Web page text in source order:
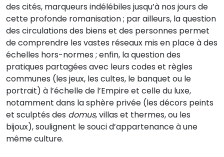
des cités, marqueurs indélébiles jusqu’à nos jours de
cette profonde romanisation ; par ailleurs, la question
des circulations des biens et des personnes permet
de comprendre les vastes réseaux mis en place à des
échelles hors-normes ; enfin, la question des
pratiques partagées avec leurs codes et règles
communes (les jeux, les cultes, le banquet ou le
portrait) à l’échelle de l’Empire et celle du luxe,
notamment dans la sphère privée (les décors peints
et sculptés des domus, villas et thermes, ou les
bijoux), soulignent le souci d’appartenance à une
même culture.